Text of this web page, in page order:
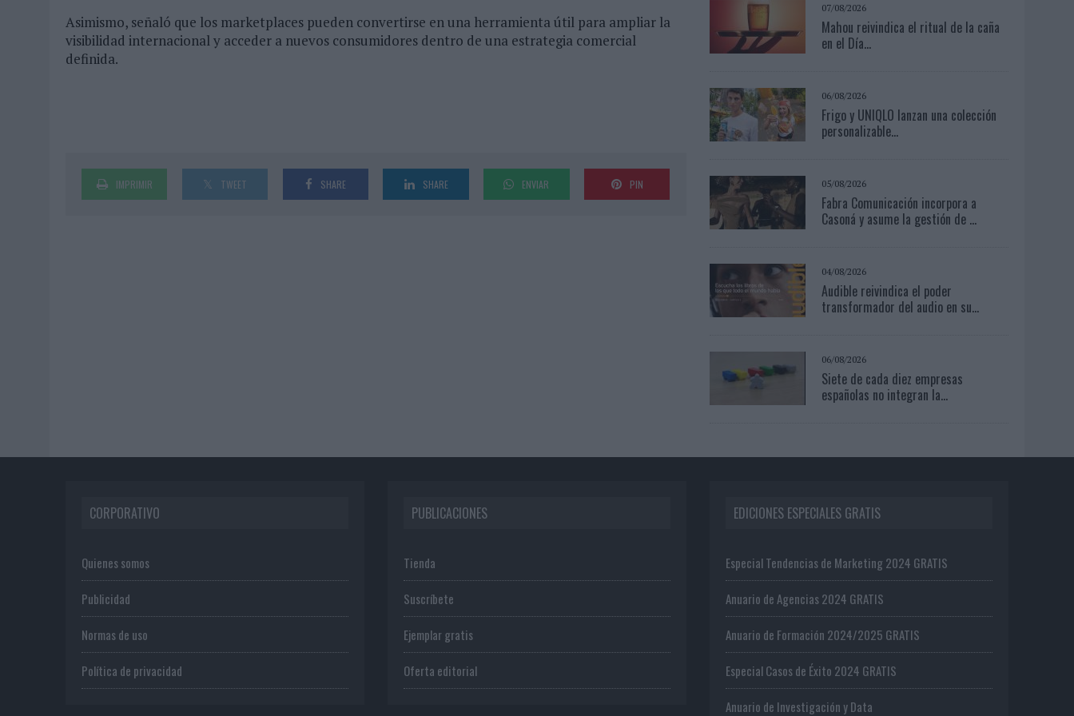
Asimismo, señaló que los marketplaces pueden convertirse en una herramienta útil para ampliar la
visibilidad internacional y acceder a nuevos consumidores dentro de una estrategia comercial
definida.
IMPRIMIR TWEET SHARE SHARE ENVIAR PIN
07/08/2026
Mahou reivindica el ritual de la caña
en el Día...
06/08/2026
Frigo y UNIQLO lanzan una colección
personalizable...
05/08/2026
Fabra Comunicación incorpora a
Casoná y asume la gestión de ...
04/08/2026
Audible reivindica el poder
transformador del audio en su...
06/08/2026
Siete de cada diez empresas
españolas no integran la...
CORPORATIVO
Quienes somos
Publicidad
Normas de uso
Política de privacidad
PUBLICACIONES
Tienda
Suscríbete
Ejemplar gratis
Oferta editorial
EDICIONES ESPECIALES GRATIS
Especial Tendencias de Marketing 2024 GRATIS
Anuario de Agencias 2024 GRATIS
Anuario de Formación 2024/2025 GRATIS
Especial Casos de Éxito 2024 GRATIS
Anuario de Investigación y Data